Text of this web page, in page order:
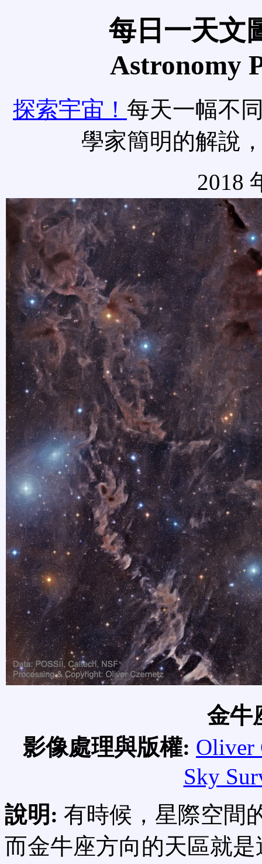
每日一天文
Astronomy
探索宇宙！ 每天一幅不
學家簡明的解說
2018
金牛
影像處理與版權: Oliver
Sky
說明: 有時候，星際空間
而金牛座方向的天區就